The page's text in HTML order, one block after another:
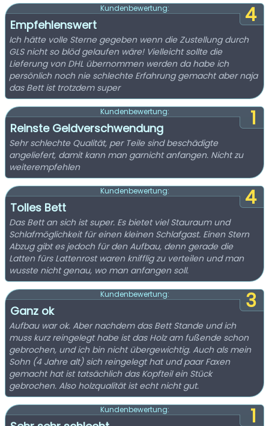
4
Kundenbewertung:
Empfehlenswert
Ich hätte volle Sterne gegeben wenn die Zustellung durch
GLS nicht so blöd gelaufen wäre! Vielleicht sollte die
Lieferung von DHL übernommen werden da habe ich
persönlich noch nie schlechte Erfahrung gemacht aber naja
das Bett ist trotzdem super
1
Kundenbewertung:
Reinste Geldverschwendung
Sehr schlechte Qualität, per Teile sind beschädigte
angeliefert, damit kann man garnicht anfangen. Nicht zu
weiterempfehlen
4
Kundenbewertung:
Tolles Bett
Das Bett an sich ist super. Es bietet viel Stauraum und
Schlafmöglichkeit für einen kleinen Schlafgast. Einen Stern
Abzug gibt es jedoch für den Aufbau, denn gerade die
Latten fürs Lattenrost waren knifflig zu verteilen und man
wusste nicht genau, wo man anfangen soll.
3
Kundenbewertung:
Ganz ok
Aufbau war ok. Aber nachdem das Bett Stande und ich
muss kurz reingelegt habe ist das Holz am fußende schon
gebrochen, und ich bin nicht übergewichtig. Auch als mein
Sohn (4 Jahre alt) sich reingelegt hat und paar Faxen
gemacht hat ist tatsächlich das Kopfteil ein Stück
gebrochen. Also holzqualität ist echt nicht gut.
1
Kundenbewertung: